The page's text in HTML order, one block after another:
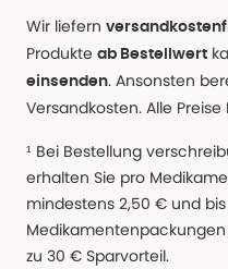
Wir liefern
Produkte ab Bestellwert
einsenden. Ansonsten
Versandkosten. Alle Preise
¹ Bei Bestellung
erhalten Sie pro
mindestens 2,50 € und
zu 30 € Sparvorteil.